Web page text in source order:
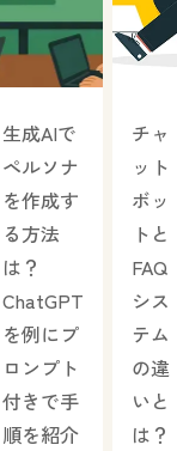
生成AIで
ペルソナ
を作成す
る方法
は？
ChatGPT
を例にプ
ロンプト
付きで手
順を紹介
チャ
ット
ボッ
トと
FAQ
シス
テム
の違
いと
は？